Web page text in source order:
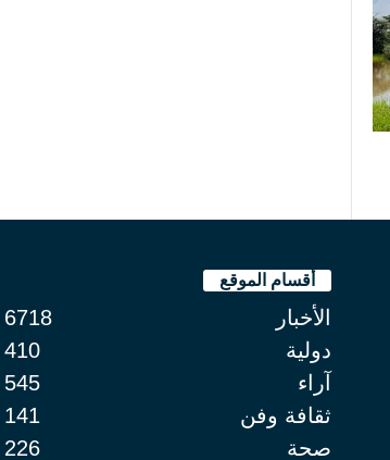
أقسام الموقع
الأخبار
6718
دولية
410
آراء
545
ثقافة وفن
141
صحة
226